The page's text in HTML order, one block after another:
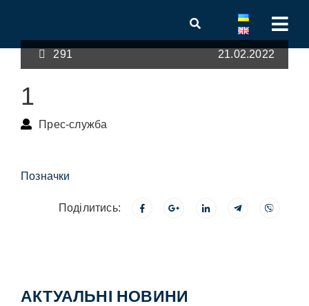
291 21.02.2022
1
Прес-служба
Позначки
Поділитись:
АКТУАЛЬНІ НОВИНИ